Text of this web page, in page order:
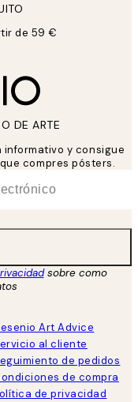
de 59 €
DE ARTE
y consigue
compres pósters.
sobre como
Art Advice
al cliente
de pedidos
de compra
de privacidad